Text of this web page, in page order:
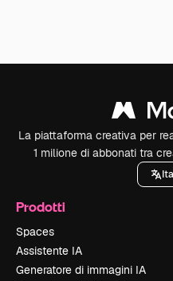
La piattaforma creativa per
1 milione di abbonati tra
Prodotti
Spaces
Assistente IA
Generatore di immagini IA